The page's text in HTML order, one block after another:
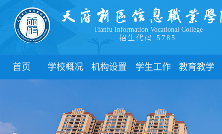
Tianfu Information Vocational College
招生代码:5785
首页 学校概况
学院领导
办学理念
机构设置
职能部门
学生工作
新闻动态
团委
教育教学
教学制度